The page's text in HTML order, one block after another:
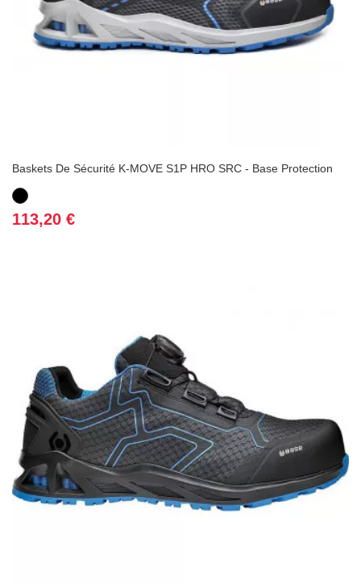
Baskets De Sécurité K-MOVE S1P HRO SRC - Base Protection
Noir
Prix
113,20 €